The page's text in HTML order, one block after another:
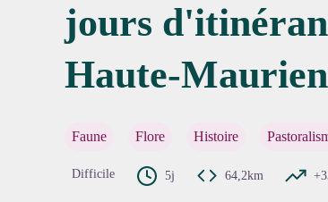
jours
Haute-
Faune Flore Histoire
Difficile 5j 64,2km